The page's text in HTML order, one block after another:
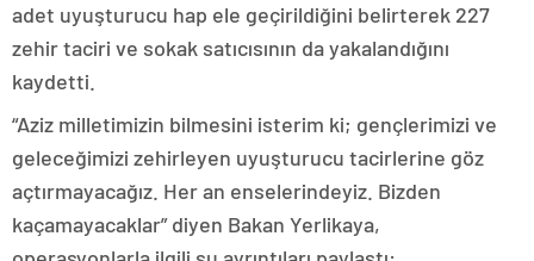
adet uyuşturucu hap ele geçirildiğini belirterek 227
zehir taciri ve sokak satıcısının da yakalandığını
kaydetti.
“Aziz milletimizin bilmesini isterim ki; gençlerimizi ve
geleceğimizi zehirleyen uyuşturucu tacirlerine göz
açtırmayacağız. Her an enselerindeyiz. Bizden
kaçamayacaklar” diyen Bakan Yerlikaya,